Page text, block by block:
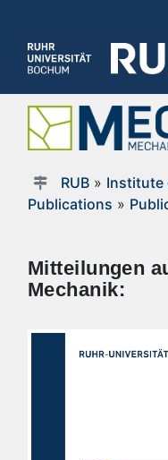
RUB» Institute
Publications »
Mitteilungen
Mechanik: